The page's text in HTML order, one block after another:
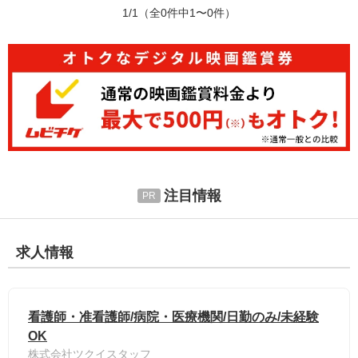
1/1 （全0件中1〜0件）
注目情報
求人情報
看護師・准看護師/病院・医療機関/日勤のみ/未経験
OK
株式会社ツクイスタッフ